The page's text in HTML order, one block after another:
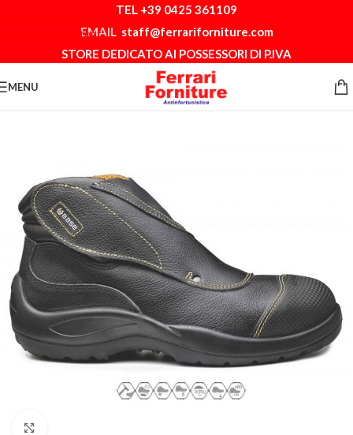
Skip to main content
TEL +39 0425 361109
EMAIL staff@ferrariforniture.com
STORE DEDICATO AI POSSESSORI DI P.IVA
MENU